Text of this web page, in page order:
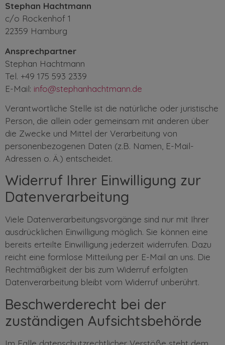
Stephan Hachtmann
c/o Rockenhof 1
22359 Hamburg
Ansprechpartner
Stephan Hachtmann
Tel. +49 175 593 2339
E-Mail: info@stephanhachtmann.de
Verantwortliche Stelle ist die natürliche oder juristische
Person, die allein oder gemeinsam mit anderen über
die Zwecke und Mittel der Verarbeitung von
personenbezogenen Daten (z.B. Namen, E-Mail-
Adressen o. Ä.) entscheidet.
Widerruf Ihrer Einwilligung zur
Datenverarbeitung
Viele Datenverarbeitungsvorgänge sind nur mit Ihrer
ausdrücklichen Einwilligung möglich. Sie können eine
bereits erteilte Einwilligung jederzeit widerrufen. Dazu
reicht eine formlose Mitteilung per E-Mail an uns. Die
Rechtmäßigkeit der bis zum Widerruf erfolgten
Datenverarbeitung bleibt vom Widerruf unberührt.
Beschwerderecht bei der
zuständigen Aufsichtsbehörde